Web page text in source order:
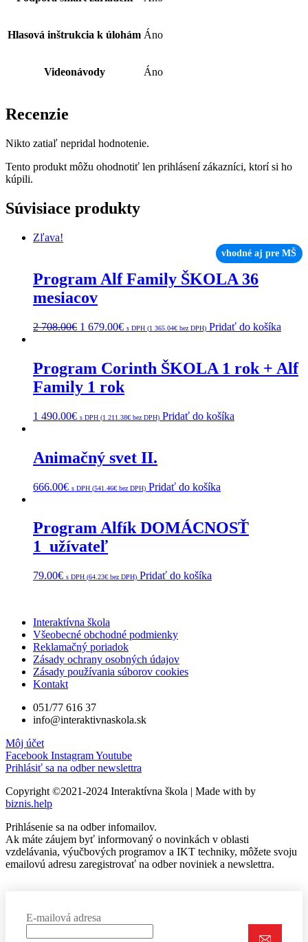
Hlasová inštrukcia k úlohám Áno
Videonávody Áno
Recenzie
Nikto zatiaľ nepridal hodnotenie.
Tento produkt môžu ohodnotiť len prihlásení zákazníci, ktorí si ho
kúpili.
Súvisiace produkty
Zľava!
vhodné aj pre MŠ
Program Alf Family ŠKOLA 36
mesiacov
2 708.00€ 1 679.00€ s DPH (1 365.04€ bez DPH) Pridať do košíka
Program Corinth ŠKOLA 1 rok + Alf
Family 1 rok
1 490.00€ s DPH (1 211.38€ bez DPH) Pridať do košíka
Animačný svet II.
666.00€ s DPH (541.46€ bez DPH) Pridať do košíka
Program Alfík DOMÁCNOSŤ
1_užívateľ
79.00€ s DPH (64.23€ bez DPH) Pridať do košíka
Interaktívna škola
Všeobecné obchodné podmienky
Reklamačný poriadok
Zásady ochrany osobných údajov
Zásady používania súborov cookies
Kontakt
051/77 616 37
info@interaktivnaskola.sk
Môj účet
Facebook InstagramYoutube
Prihlásiť sa na odber newslettra
Copyright ©2021-2024 Interaktívna škola | Made with by
biznis.help
Prihlásenie sa na odber infomailov.
Ak máte záujem byť informovaný o novinkách v oblasti
vzdelávania, výučbových programov a IKT techniky, môžete svoju
emailovú adresu zaregistrovať na odber noviniek a newslettra.
E-mailová adresa